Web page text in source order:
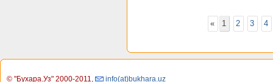
« 1 2 3 4
© "Бухара.Уз" 2000-2011, info(at)bukhara.uz